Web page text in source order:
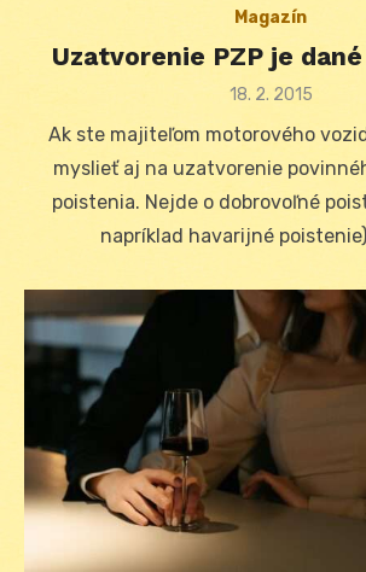
Magazín
Uzatvorenie PZP je
Posted
18. 2. 2015
Ak ste majiteľom motorového
myslieť aj na uzatvorenie
poistenia. Nejde o dobrovoľné
napríklad havarijné